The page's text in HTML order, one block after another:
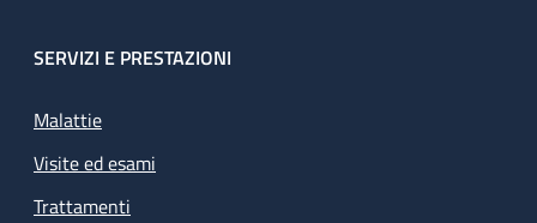
SERVIZI E PRESTAZIONI
Malattie
Visite ed esami
Trattamenti